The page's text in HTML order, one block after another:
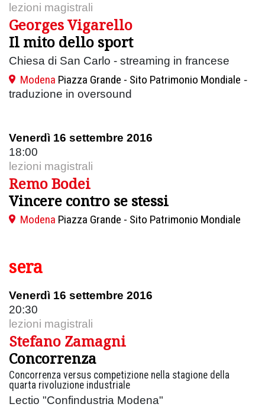
lezioni magistrali
Georges Vigarello
Il mito dello sport
Chiesa di San Carlo - streaming in francese
Modena Piazza Grande - Sito Patrimonio Mondiale -
traduzione in oversound
Venerdì 16 settembre 2016
18:00
lezioni magistrali
Remo Bodei
Vincere contro se stessi
Modena Piazza Grande - Sito Patrimonio Mondiale
sera
Venerdì 16 settembre 2016
20:30
lezioni magistrali
Stefano Zamagni
Concorrenza
Concorrenza versus competizione nella stagione della
quarta rivoluzione industriale
Lectio "Confindustria Modena"